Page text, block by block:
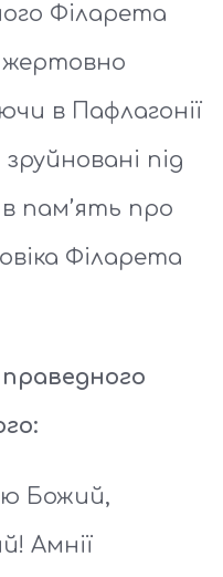
Філарета
жертовно
в Пафлагонії
під
в пам’ять про
Філарета
Божий,
Амнії